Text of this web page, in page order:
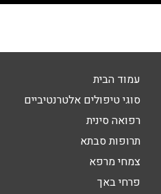
עמוד הבית
סוגי טיפולים אלטרנטיביים
רפואה סינית
תרופות סבתא
צמחי מרפא
פרחי באך